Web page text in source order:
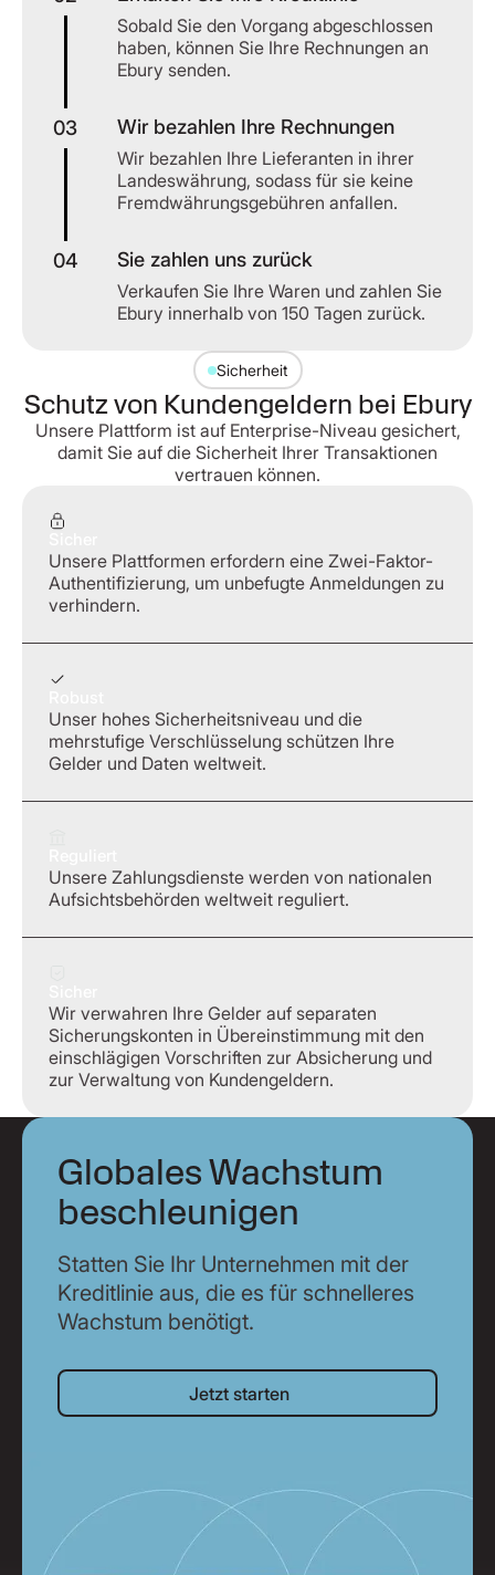
Sobald Sie den Vorgang abgeschlossen
haben, können Sie Ihre Rechnungen an
Ebury senden.
03 Wir bezahlen Ihre Rechnungen
Wir bezahlen Ihre Lieferanten in ihrer
Landeswährung, sodass für sie keine
Fremdwährungsgebühren anfallen.
04 Sie zahlen uns zurück
Verkaufen Sie Ihre Waren und zahlen Sie
Ebury innerhalb von 150 Tagen zurück.
Sicherheit
Schutz von Kundengeldern bei Ebury
Unsere Plattform ist auf Enterprise-Niveau gesichert,
damit Sie auf die Sicherheit Ihrer Transaktionen
vertrauen können.
Unsere Plattformen erfordern eine Zwei-Faktor-
Authentifizierung, um unbefugte Anmeldungen zu
verhindern.
Unser hohes Sicherheitsniveau und die
mehrstufige Verschlüsselung schützen Ihre
Gelder und Daten weltweit.
Unsere Zahlungsdienste werden von nationalen
Aufsichtsbehörden weltweit reguliert.
Wir verwahren Ihre Gelder auf separaten
Sicherungskonten in Übereinstimmung mit den
einschlägigen Vorschriften zur Absicherung und
zur Verwaltung von Kundengeldern.
Globales Wachstum
beschleunigen
Statten Sie Ihr Unternehmen mit der
Kreditlinie aus, die es für schnelleres
Wachstum benötigt.
Jetzt starten
Jetzt starten